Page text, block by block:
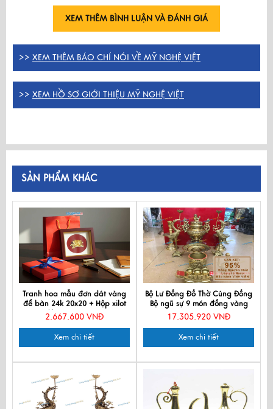
XEM THÊM BÌNH LUẬN VÀ ĐÁNH GIÁ
>> XEM THÊM BÁO CHÍ NÓI VỀ MỸ NGHỆ VIỆT
>> XEM HỒ SƠ GIỚI THIỆU MỸ NGHỆ VIỆT
SẢN PHẨM KHÁC
Tranh hoa mẫu đơn dát vàng
để bàn 24k 20x20 + Hộp xilot
đỏ - MNVHD04.5
2.667.600 VNĐ
Xem chi tiết
Bộ Lư Đồng Đồ Thờ Cúng Đồng
Bộ ngũ sự 9 món đồng vàng
MNV-BDD9M1
17.305.920 VNĐ
Xem chi tiết